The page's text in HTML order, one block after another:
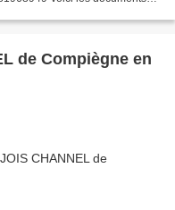
de Compiègne en